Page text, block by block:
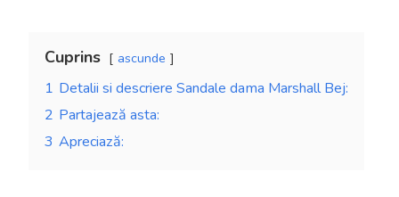
Cuprins ascunde
1 Detalii si descriere Sandale dama Marshall Bej:
2 Partajează asta:
3 Apreciază: